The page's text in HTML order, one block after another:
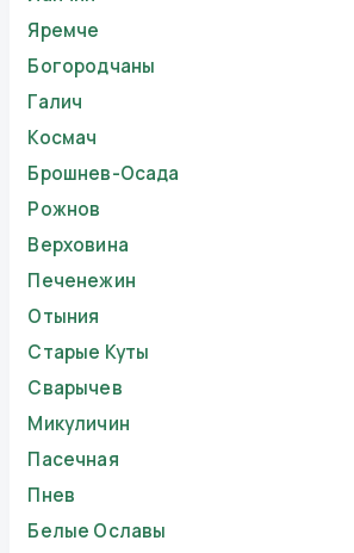
Яремче
Богородчаны
Галич
Космач
Брошнев-Осада
Рожнов
Верховина
Печенежин
Отыния
Старые Куты
Сварычев
Микуличин
Пасечная
Пнев
Белые Ославы